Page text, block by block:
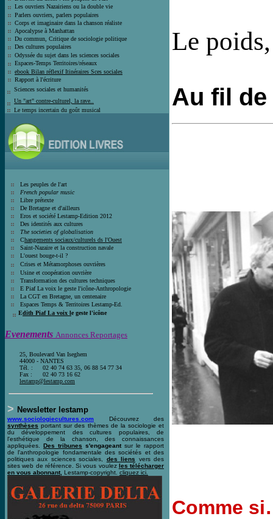
Les ouvriers Nazairiens ou la double vie
Parlers ouvriers, parlers populaires
Corps et imaginaire dans la chanson réaliste
Apocalypse à Manhattan
Du commun, Critique de sociologie politique
Des cultures populaires
Odyssée du sujet dans les sciences sociales
Espaces-Temps Territoires/réseaux
ebook Bilan réflexif Itinéraires Sces sociales
Rapport à l'écriture
Sciences sociales et humanités
Un "art" contre-culturel, la rave..
Le temps incertain du goût musical
Les peuples de l'art
French popular music
Libre prétexte
De Bretagne et d'ailleurs
Eros et société Lestamp-Edition 2012
Des identités aux cultures
The societies of globalisation
Changements sociaux/culturels ds l'Ouest
Saint-Nazaire et la construction navale
L'ouest bouge-t-il ?
Crises et Métamorphoses ouvrières
Usine et coopération ouvrière
Transformation des cultures techniques
E Piaf La voix le geste l'icône-Anthropologie
La CGT en Bretagne, un centenaire
Espaces Temps & Territoires Lestamp-Ed
Edith Piaf La voix le geste l'icône
Evenements Annonces Reportages
25, Boulevard Van Iseghem
44000 - NANTES
Tél. :
Fax :
02 40 74 63 35, 06 88 54 77 34
02 40 73 16 62
lestamp@lestamp.com
> Newsletter lestamp
www.sociologiecultures.com
Découvrez des
synthèses portant sur des thèmes de la sociologie et
du développement des cultures populaires, de
l'esthétique de la chanson, des connaissances
appliquées. Des tribunes s'engageant sur le rapport
de l'anthropologie fondamentale des sociétés et des
politiques aux sciences sociales, des liens
vers des
sites web de référence. Si vous voulez les télécharger
en vous abonnant, Lestamp-copyright. cliquez ici
Le
Au fil
Comme